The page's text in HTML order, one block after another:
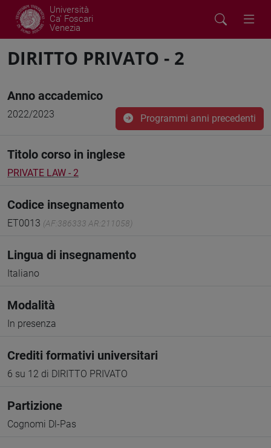
Università
Ca' Foscari
Venezia
DIRITTO PRIVATO - 2
Anno accademico
2022/2023 Programmi anni precedenti
Titolo corso in inglese
PRIVATE LAW - 2
Codice insegnamento
ET0013 (AF:386333 AR:211058)
Lingua di insegnamento
Italiano
Modalità
In presenza
Crediti formativi universitari
6 su 12 di DIRITTO PRIVATO
Partizione
Cognomi Dl-Pas